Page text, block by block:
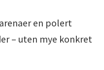
en polert
– uten mye konkret